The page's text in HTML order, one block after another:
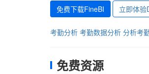
免费下载FineBI 立即体验
考勤分析 考勤数据分析 分析考
免费资源